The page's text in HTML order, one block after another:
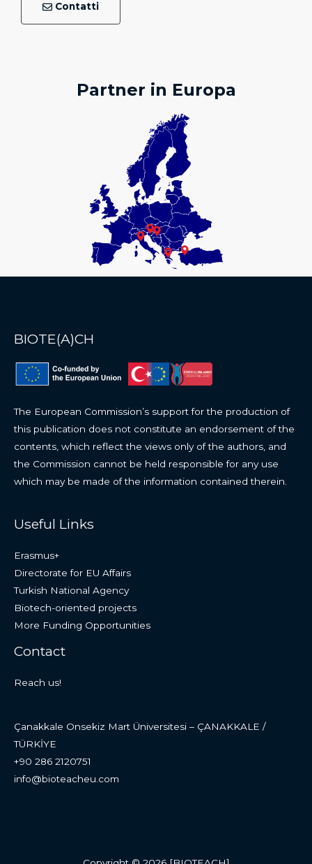
Contatti
Partner in Europa
BIOTE(A)CH
The European Commission’s support for the production of
this publication does not constitute an endorsement of the
contents, which reflect the views only of the authors, and
the Commission cannot be held responsible for any use
which may be made of the information contained therein.
Useful Links
Erasmus+
Directorate for EU Affairs
Turkish National Agency
Biotech-oriented projects
More Funding Opportunities
Contact
Reach us!
Çanakkale Onsekiz Mart Üniversitesi – ÇANAKKALE /
TÜRKİYE
+90 286 2120751
info@bioteacheu.com